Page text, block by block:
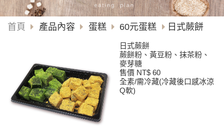
首頁 產品內容 蛋糕 60元蛋糕 日式蕨餅
日式蕨餅
蕨餅粉、黃豆粉、抹茶粉、
麥芽糖
售價 NT$ 60
全素/需冷藏(冷藏後口感冰涼
Q軟)